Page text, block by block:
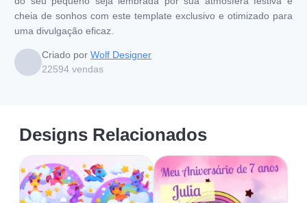
cheia de sonhos com este template exclusivo e otimizado para
uma divulgação eficaz.
Criado por Wolf Designer
22594 vendas
Designs Relacionados